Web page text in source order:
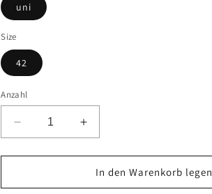
uni
Size
42
Anzahl
Verringere
die
Menge
CEM
Erhöhe
die
Menge
für
CEM
In den Warenkorb legen